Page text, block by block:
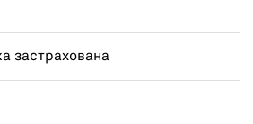
застрахована